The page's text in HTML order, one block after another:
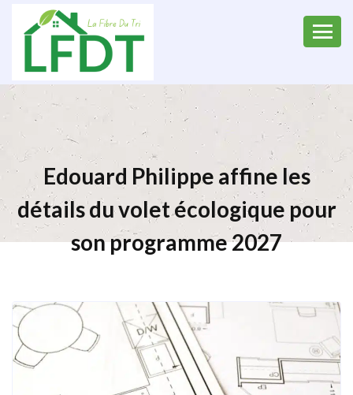
Edouard Philippe affine les
détails du volet écologique pour
son programme 2027